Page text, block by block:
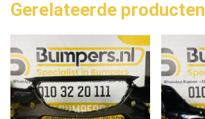
Gerelateerde producten